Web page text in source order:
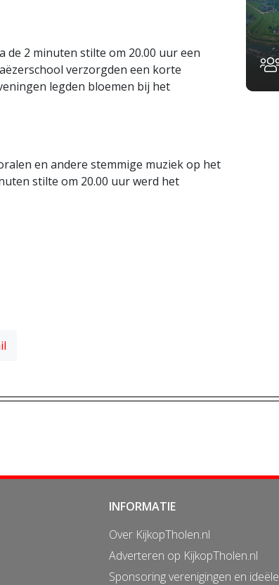
de 2 minuten stilte om 20.00 uur een
verzorgden een korte
legden bloemen bij het
en andere stemmige muziek op het
stilte om 20.00 uur werd het
INFORMATIE
Over KijkopTholen.nl
Adverteren op KijkopTholen.nl
Sponsoring verenigingen en ideële